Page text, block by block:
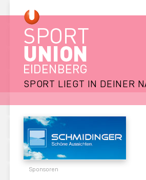
SPORT LIEGT IN DEINER
Sponsoren